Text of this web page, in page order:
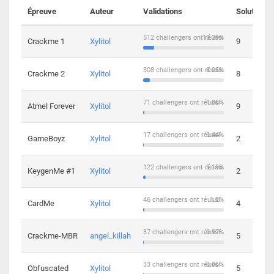
Épreuve Auteur Validations Solutions
Crackme 1 Xylitol 13.39%
512 challengers ont réussi 9
Crackme 2 Xylitol 8.05%
308 challengers ont réussi 8
Atmel Forever Xylitol 1.86%
71 challengers ont réussi 9
GameBoyz Xylitol 0.44%
17 challengers ont réussi 2
KeygenMe #1 Xylitol 3.19%
122 challengers ont réussi 2
CardMe Xylitol 1.2%
46 challengers ont réussi 4
Crackme-MBR angel_killah 0.97%
37 challengers ont réussi 5
Obfuscated Xylitol 0.86%
33 challengers ont réussi 5